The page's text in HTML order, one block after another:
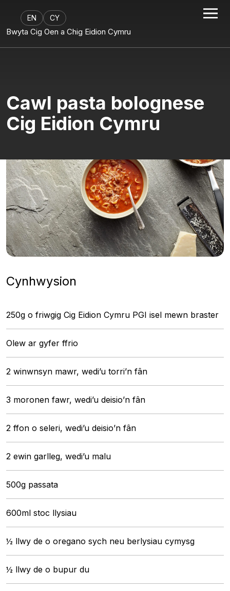
EN CY
Bwyta Cig Oen a Chig Eidion Cymru
Cawl pasta bolognese
Cig Eidion Cymru
Cynhwysion
250g o friwgig Cig Eidion Cymru PGI isel mewn braster
Olew ar gyfer ffrio
2 winwnsyn mawr, wedi’u torri’n fân
3 moronen fawr, wedi’u deisio’n fân
2 ffon o seleri, wedi’u deisio’n fân
2 ewin garlleg, wedi’u malu
500g passata
600ml stoc llysiau
½ llwy de o oregano sych neu berlysiau cymysg
½ llwy de o bupur du